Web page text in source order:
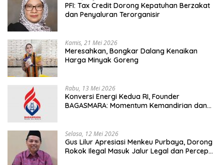
PFI: Tax Credit Dorong Kepatuhan Berzakat
dan Penyaluran Terorganisir
Kamis, 21 Mei 2026
Meresahkan, Bongkar Dalang Kenaikan
Harga Minyak Goreng
Rabu, 13 Mei 2026
Konversi Energi Kedua RI, Founder
BAGASMARA: Momentum Kemandirian dan
Selasa, 12 Mei 2026
Gus Lilur Apresiasi Menkeu Purbaya, Dorong
Rokok Ilegal Masuk Jalur Legal dan Percepat